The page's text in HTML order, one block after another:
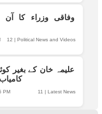
وفاقی وزراء کا آن
12 | Political News and Videos
علیمہ خان کے بغیر
11 | Latest News
PM